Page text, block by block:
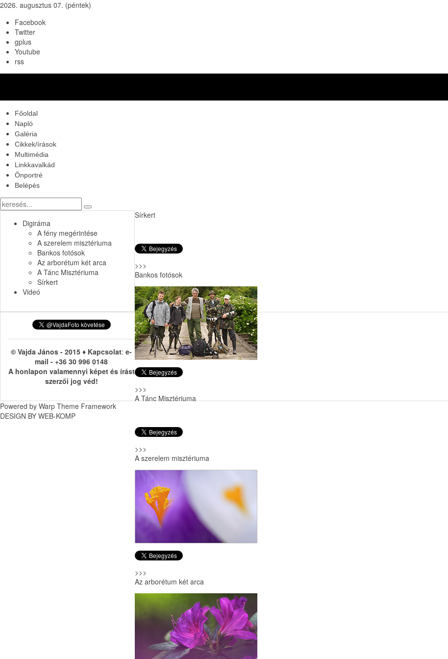
2026. augusztus 07. (péntek)
Facebook
Twitter
gplus
Youtube
rss
Főoldal
Napló
Galéria
Cikkek/írások
Multimédia
Linkkavalkád
Önportré
Belépés
Sírkert
>>>
Bankos fotósok
>>>
A Tánc Misztériuma
>>>
A szerelem misztériuma
>>>
Az arborétum két arca
Digiráma
A fény megérintése
A szerelem misztériuma
Bankos fotósok
Az arborétum két arca
A Tánc Misztériuma
Sírkert
Videó
© Vajda János - 2015 ♦ Kapcsolat: e-
mail - +36 30 996 0148
A honlapon valamennyi képet és írást
szerzői jog véd!
Powered by Warp Theme Framework
DESIGN BY WEB-KOMP